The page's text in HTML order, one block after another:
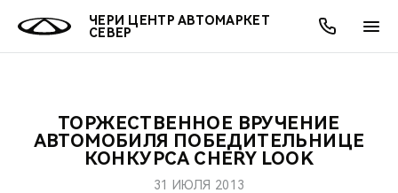
ЧЕРИ ЦЕНТР АВТОМАРКЕТ
СЕВЕР
МОДЕЛИ
ПОКУПАТЕЛЯМ
ВЛАДЕЛЬЦАМ
МИР CHERY
АКЦИИ
ОНЛАЙН СЕРВИСЫ
О КОМПАНИИ
ТОРЖЕСТВЕННОЕ ВРУЧЕНИЕ
АВТОМОБИЛЯ ПОБЕДИТЕЛЬНИЦЕ
КОНКУРСА CHERY LOOK
31 ИЮЛЯ 2013